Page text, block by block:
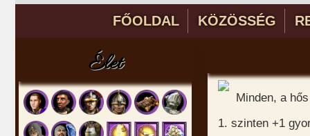
FŐOLDAL KÖZÖSSÉG
Élet
Minden, a
1. szinten +1